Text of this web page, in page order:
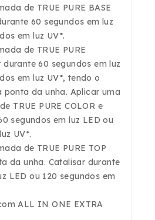
de TRUE PURE BASE
60 segundos em luz
em luz UV*.
de TRUE PURE
60 segundos em luz
em luz UV*, tendo o
ponta da unha. Aplicar uma
TRUE PURE COLOR e
segundos em luz LED ou
UV*.
de TRUE PURE TOP
da unha. Catalisar durante
LED ou 120 segundos em
ALL IN ONE EXTRA